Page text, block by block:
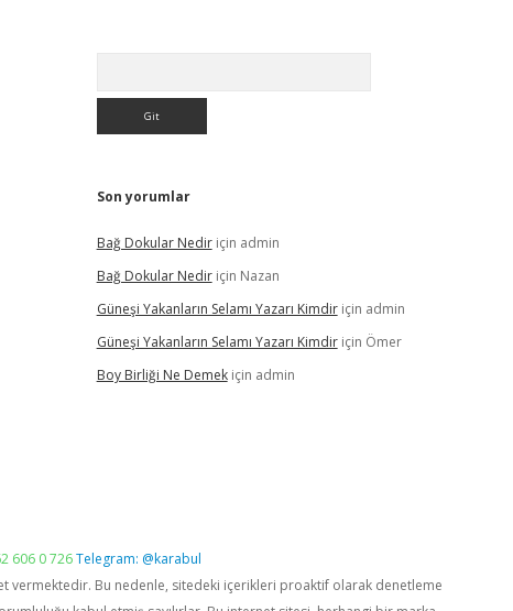
Son yorumlar
Bağ Dokular Nediriçin admin
Bağ Dokular Nediriçin Nazan
Güneşi Yakanların Selamı Yazarı Kimdiriçin admin
Güneşi Yakanların Selamı Yazarı Kimdiriçin Ömer
Boy Birliği Ne Demekiçin admin
606 0 726Telegram: @karabul
vermektedir. Bu nedenle, sitedeki içerikleri proaktif olarak denetleme